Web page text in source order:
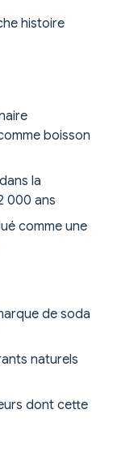
histoire
boisson
la
000 ans
comme une
de soda
naturels
dont cette